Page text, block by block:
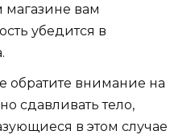
вам
убедится в
внимание на
сдавливать тело,
в этом случае